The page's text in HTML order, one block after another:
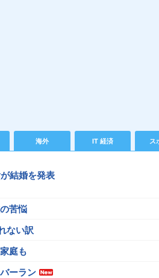
海外 IT 経済 ス
結婚を発表
苦悩
ない訳
庭も
ーラン